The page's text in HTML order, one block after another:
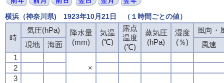
横浜（神奈川県) 1923年10月21日 （１時間ごとの値）
時
気圧(hPa)
降水量
(mm)
気温
(℃)
露点
温度
(℃)
蒸気圧
(hPa)
湿度
(％)
風向・
現地
海面
風速
1
×
2
3